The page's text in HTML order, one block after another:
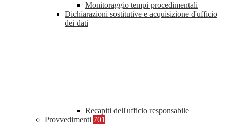
Monitoraggio tempi procedimentali
Dichiarazioni sostitutive e acquisizione d'ufficio
dei dati
Recapiti dell'ufficio responsabile
Provvedimenti 701